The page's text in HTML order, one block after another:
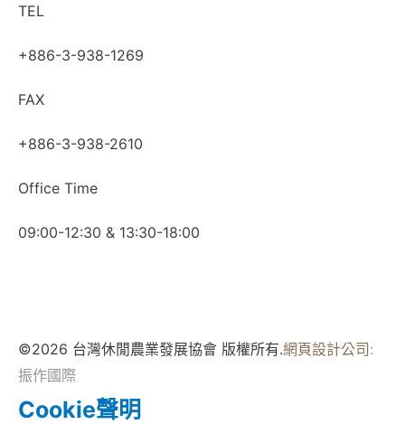
TEL
+886-3-938-1269
FAX
+886-3-938-2610
Office Time
09:00-12:30 & 13:30-18:00
©2026 台灣休閒農業發展協會 版權所有.網頁設計公司:
振作國際
Cookie聲明